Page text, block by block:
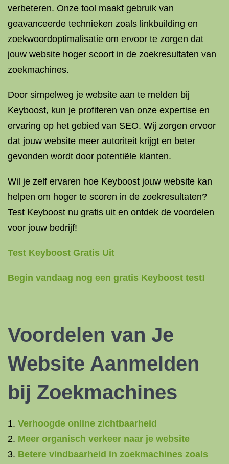
verbeteren. Onze tool maakt gebruik van
geavanceerde technieken zoals linkbuilding en
zoekwoordoptimalisatie om ervoor te zorgen dat
jouw website hoger scoort in de zoekresultaten van
zoekmachines.
Door simpelweg je website aan te melden bij
Keyboost, kun je profiteren van onze expertise en
ervaring op het gebied van SEO. Wij zorgen ervoor
dat jouw website meer autoriteit krijgt en beter
gevonden wordt door potentiële klanten.
Wil je zelf ervaren hoe Keyboost jouw website kan
helpen om hoger te scoren in de zoekresultaten?
Test Keyboost nu gratis uit en ontdek de voordelen
voor jouw bedrijf!
Test Keyboost Gratis Uit
Begin vandaag nog een gratis Keyboost test!
Voordelen van Je
Website Aanmelden
bij Zoekmachines
Verhoogde online zichtbaarheid
Meer organisch verkeer naar je website
Betere vindbaarheid in zoekmachines zoals